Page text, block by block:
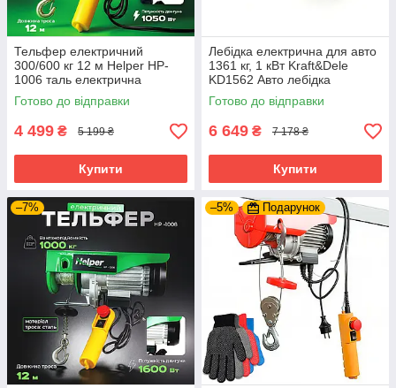
Тельфер електричний
300/600 кг 12 м Helper HP-
1006 таль електрична
канатна електротельфер
Готово до відправки
4 499 ₴ 5 199 ₴
Купити
Лебідка електрична для авто
1361 кг, 1 кВт Kraft&Dele
KD1562 Авто лебідка
Готово до відправки
6 649 ₴ 7 178 ₴
Купити
–7% –5% Подарунок